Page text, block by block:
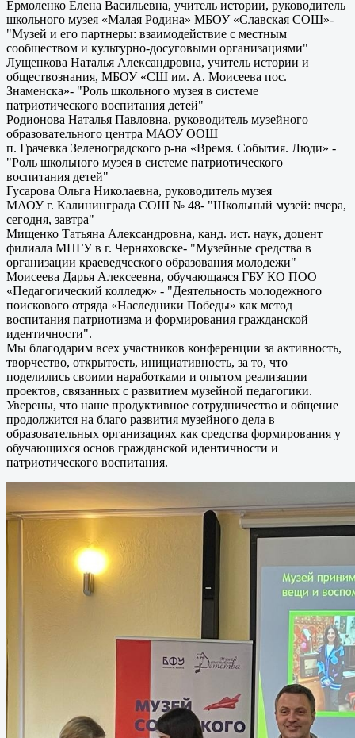
Ермоленко Елена Васильевна, учитель истории, руководитель
школьного музея «Малая Родина» МБОУ «Славская СОШ»-
"Музей и его партнеры: взаимодействие с местным
сообществом и культурно-досуговыми организациями"
Лущенкова Наталья Александровна, учитель истории и
обществознания, МБОУ «СШ им. А. Моисеева пос.
Знаменска»- "Роль школьного музея в системе
патриотического воспитания детей"
Родионова Наталья Павловна, руководитель музейного
образовательного центра МАОУ ООШ
п. Грачевка Зеленоградского р-на «Время. События. Люди» -
"Роль школьного музея в системе патриотического
воспитания детей"
Гусарова Ольга Николаевна, руководитель музея
МАОУ г. Калининграда СОШ № 48- "Школьный музей: вчера,
сегодня, завтра"
Мищенко Татьяна Александровна, канд. ист. наук, доцент
филиала МПГУ в г. Черняховске- "Музейные средства в
организации краеведческого образования молодежи"
Моисеева Дарья Алексеевна, обучающаяся ГБУ КО ПОО
«Педагогический колледж» - "Деятельность молодежного
поискового отряда «Наследники Победы» как метод
воспитания патриотизма и формирования гражданской
идентичности".
Мы благодарим всех участников конференции за активность,
творчество, открытость, инициативность, за то, что
поделились своими наработками и опытом реализации
проектов, связанных с развитием музейной педагогики.
Уверены, что наше продуктивное сотрудничество и общение
продолжится на благо развития музейного дела в
образовательных организациях как средства формирования у
обучающихся основ гражданской идентичности и
патриотического воспитания.